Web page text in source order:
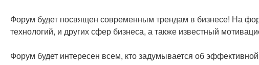
Форум будет посвящен современным трендам в бизнесе! На
технологий, и других сфер бизнеса, а также известный
Форум будет интересен всем, кто задумывается об